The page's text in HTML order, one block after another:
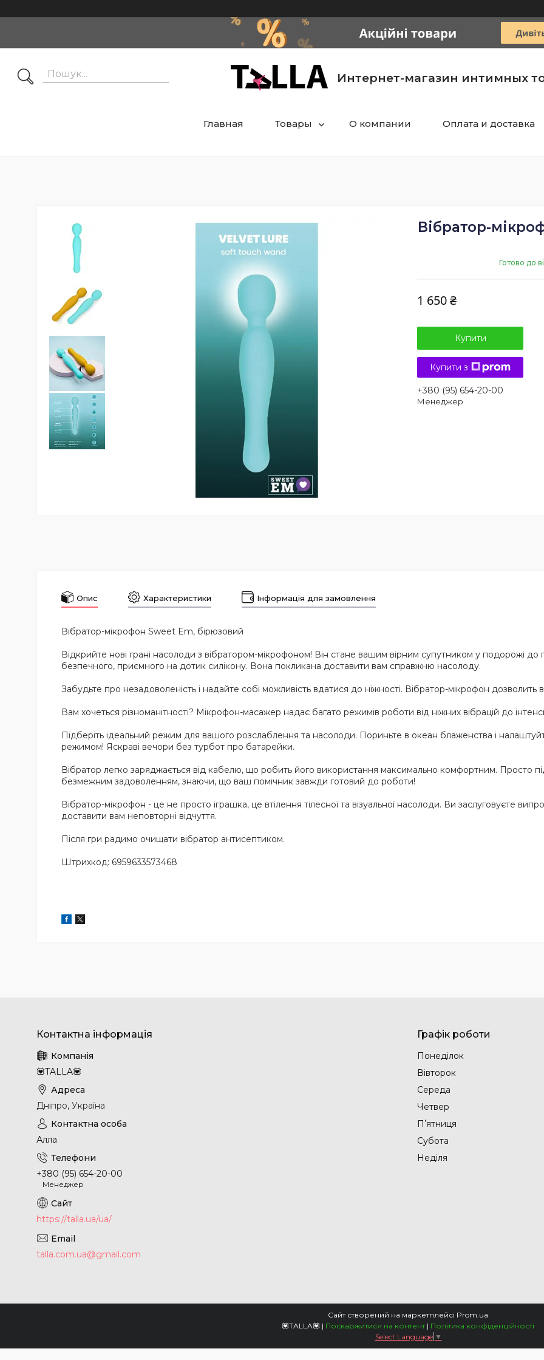
Интернет-магазин интимных
Главная Товары О компании Оплата и доставка
Вібратор-
Готово до
1 650 ₴
Купити
Купити з
+380 (95) 654-20-00
Менеджер
Опис Характеристики Інформація для замовлення
Вібратор-мікрофон Sweet Em, бірюзовий
Відкрийте нові грані насолоди з вібратором-мікрофоном! Він стане вашим вірним супутником у подорожі до
безпечного, приємного на дотик силікону. Вона покликана доставити вам справжню насолоду.
Забудьте про незадоволеність і надайте собі можливість вдатися до ніжності. Вібратор-мікрофон дозволить
Вам хочеться різноманітності? Мікрофон-масажер надає багато режимів роботи від ніжних вібрацій до
Підберіть ідеальний режим для вашого розслаблення та насолоди. Пориньте в океан блаженства і
режимом! Яскраві вечори без турбот про батарейки.
Вібратор легко заряджається від кабелю, що робить його використання максимально комфортним. Просто
безмежним задоволенням, знаючи, що ваш помічник завжди готовий до роботи!
Вібратор-мікрофон - це не просто іграшка, це втілення тілесної та візуальної насолоди. Ви заслуговуєте
доставити вам неповторні відчуття.
Після гри радимо очищати вібратор антисептиком.
Штрихкод: 6959633573468
💟TALLA💟
Дніпро, Україна
Алла
+380 (95) 654-20-00
Менеджер
https://talla.ua/ua/
talla.com.ua@gmail.com
Графік роботи
Понеділок
Вівторок
Середа
Четвер
Пʼятниця
Субота
Неділя
Сайт створений на маркетплейсі Prom.ua
💟TALLA💟 | Поскаржитися на контент | Політика конфіденційності
Select Language ▼